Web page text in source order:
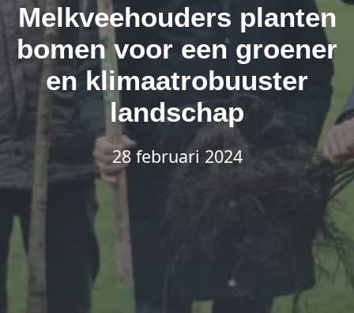
Melkveehouders planten
bomen voor een groener
en klimaatrobuuster
landschap
28 februari 2024